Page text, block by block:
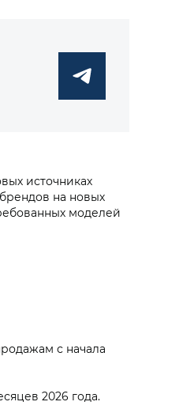
источниках
на новых
моделей
с начала
2026 года.